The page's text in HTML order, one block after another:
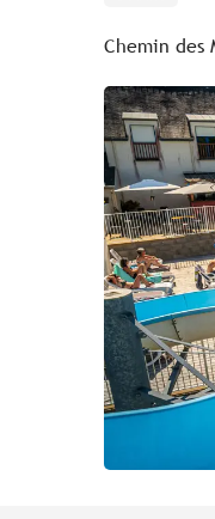
Chemin des